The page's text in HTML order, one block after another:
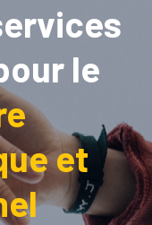
le
et